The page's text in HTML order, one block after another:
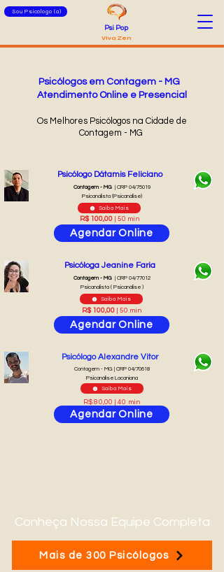
Sou Psicólogo (a)
Psi Pop
Viva Zen
Psicólogos em Contagem - MG
Atendimento Online e Presencial
Os Melhores Psicólogos na Cidade de
Contagem - MG
Saiba Mais
Psicólogo Dátamis Feliciano
Agendar Online
R$ 100,00 | 50 min
Contagem - MG| CRP 04/75019
Psicanalista (Psicanálise)
Saiba Mais
Psicóloga Jeanine Faria
Contagem - MG| CRP 04/77012
Psicanalista ( Psicanálise )
Agendar Online
R$ 100,00 | 50 min
Saiba Mais
Psicólogo Alexandre Vitor
Agendar Online
R$ 80,00 | 40 min
Contagem - MG | CRP 04/70618
Psicanálise Lacaniana
Mais de 300 Psicólogos
Conheça Nossa Equipe Completa